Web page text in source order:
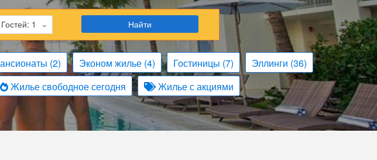
1 Найти
(2) Эконом жилье (4) Гостиницы (7) Эллинги (36)
Жилье свободное сегодня Жилье с акциями